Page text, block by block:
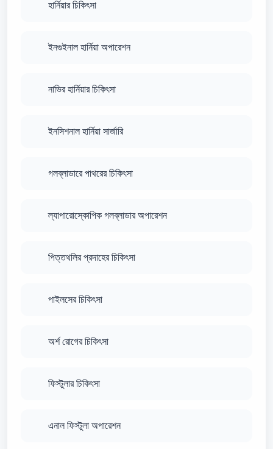
হার্নিয়ার চিকিৎসা
ইনগুইনাল হার্নিয়া অপারেশন
নাভির হার্নিয়ার চিকিৎসা
ইনসিশনাল হার্নিয়া সার্জারি
গলব্লাডারে পাথরের চিকিৎসা
ল্যাপারোস্কোপিক গলব্লাডার অপারেশন
পিত্তথলির প্রদাহের চিকিৎসা
পাইলসের চিকিৎসা
অর্শ রোগের চিকিৎসা
ফিস্টুলার চিকিৎসা
এনাল ফিস্টুলা অপারেশন